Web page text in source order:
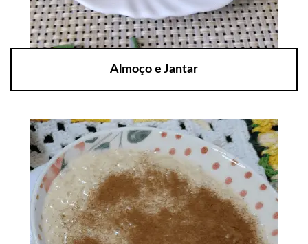
Almoço e Jantar